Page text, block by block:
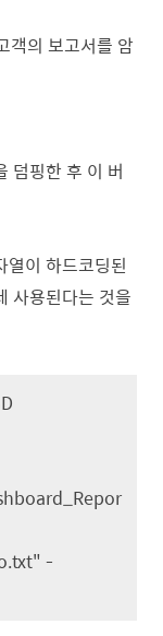
객의 보고서를 암
핑한 후 이 버
열이 하드코딩된
사용된다는 것을
-